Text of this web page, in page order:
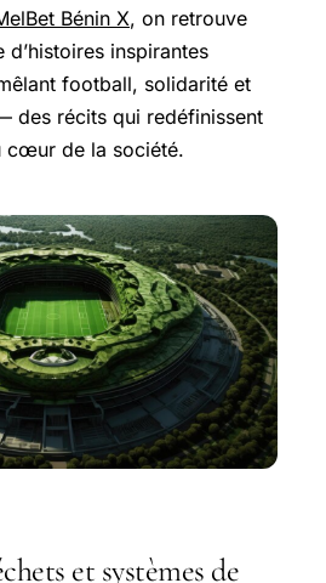
Bénin X, on retrouve
d’histoires inspirantes
football, solidarité et
des récits qui redéfinissent
cœur de la société.
et systèmes de